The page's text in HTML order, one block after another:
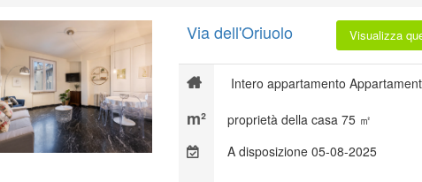
Via dell'Oriuolo Visualizza
Intero appartamento
proprietà della casa 75 ㎡
A disposizione 05-08-2025